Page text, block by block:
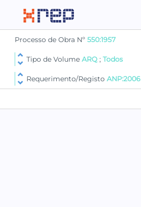
Processo de Obra Nº 550:1957
Tipo de Volume ARQ ; Todos
Requerimento/Registo ANP:2006